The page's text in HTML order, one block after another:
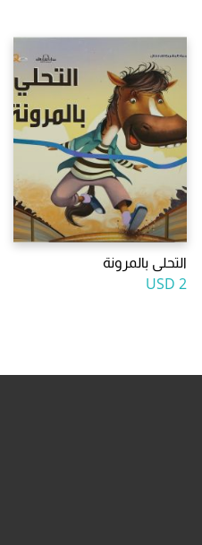
التحلى بالمرونة
2 USD